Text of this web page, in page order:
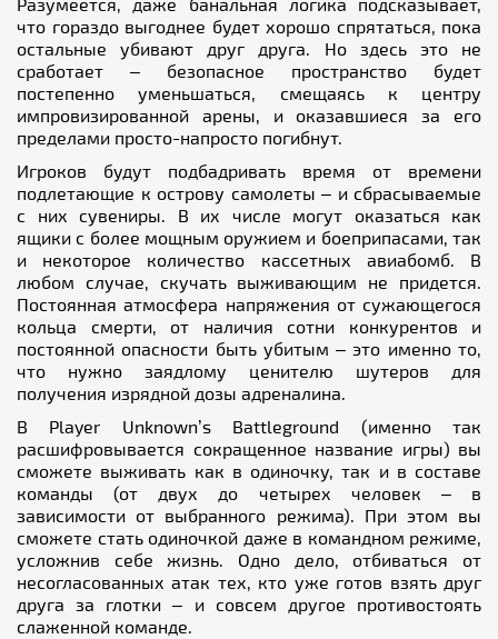
что гораздо выгоднее будет хорошо спрятаться, пока
остальные убивают друг друга. Но здесь это не
сработает – безопасное пространство будет
постепенно уменьшаться, смещаясь к центру
импровизированной арены, и оказавшиеся за его
пределами просто-напросто погибнут.
Игроков будут подбадривать время от времени
подлетающие к острову самолеты – и сбрасываемые
с них сувениры. В их числе могут оказаться как
ящики с более мощным оружием и боеприпасами, так
и некоторое количество кассетных авиабомб. В
любом случае, скучать выживающим не придется.
Постоянная атмосфера напряжения от сужающегося
кольца смерти, от наличия сотни конкурентов и
постоянной опасности быть убитым – это именно то,
что нужно заядлому ценителю шутеров для
получения изрядной дозы адреналина.
В Player Unknown’s Battleground (именно так
расшифровывается сокращенное название игры) вы
сможете выживать как в одиночку, так и в составе
команды (от двух до четырех человек – в
зависимости от выбранного режима). При этом вы
сможете стать одиночкой даже в командном режиме,
усложнив себе жизнь. Одно дело, отбиваться от
несогласованных атак тех, кто уже готов взять друг
друга за глотки – и совсем другое противостоять
слаженной команде.